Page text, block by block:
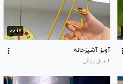
۰۰:۱۷
آویز آشپزخانه
۲ سال پیش